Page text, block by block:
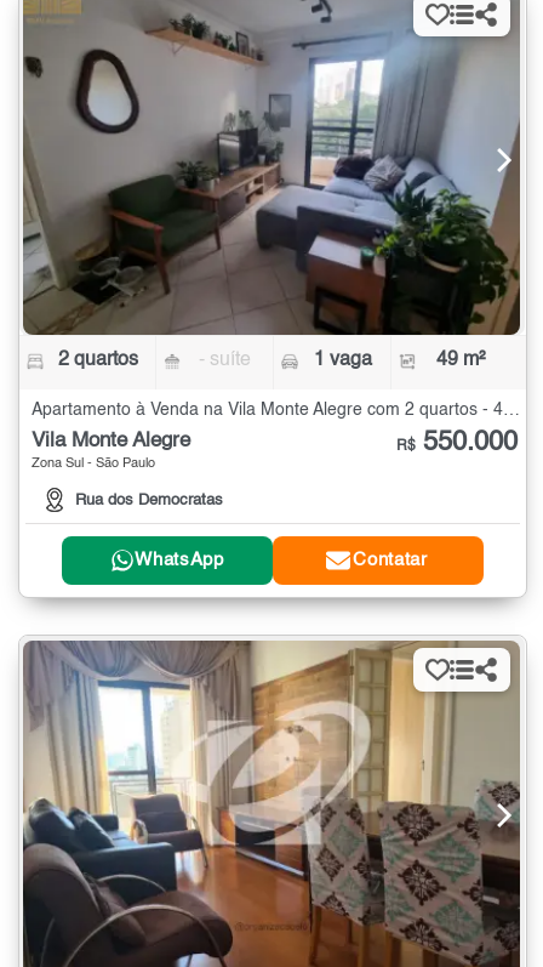
2 quartos - suíte 1 vaga 49 m²
Apartamento à Venda na Vila Monte Alegre com 2 quartos - 49 m²
Vila Monte Alegre
Zona Sul - São Paulo
Rua dos Democratas
R$ 550.000
WhatsApp Contatar